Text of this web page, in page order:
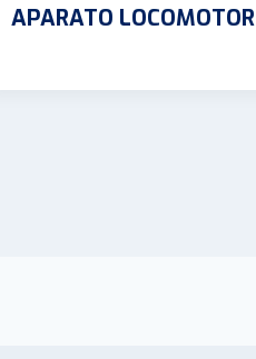
APARATO LOCOMOTOR